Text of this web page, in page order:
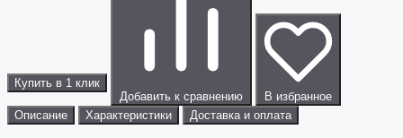
Купить в 1 клик
Добавить к сравнению
В избранное
Описание
Характеристики Доставка и оплата